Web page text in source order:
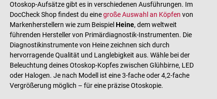
Otoskop-Aufsätze gibt es in verschiedenen Ausführungen. Im
DocCheck Shop findest du einegroße Auswahl an Köpfen von
Markenherstellern wie zum Beispiel Heine, dem weltweit
führenden Hersteller von Primärdiagnostik-Instrumenten. Die
Diagnostikinstrumente von Heine zeichnen sich durch
hervorragende Qualität und Langlebigkeit aus. Wähle bei der
Beleuchtung deines Otoskop-Kopfes zwischen Glühbirne, LED
oder Halogen. Je nach Modell ist eine 3-fache oder 4,2-fache
Vergrößerung möglich – für eine präzise Otoskopie.